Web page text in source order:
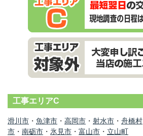
工事エリアC
滑川市 ・ 魚津市 ・ 高岡市 ・ 射水市 ・ 舟橋村
市 ・ 南砺市 ・ 氷見市 ・ 富山市 ・ 立山町